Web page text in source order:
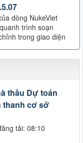
dòng NukeViet
trình soạn
trong giao diện
thầu Dự toán
thanh cơ sở
tải: 08:10